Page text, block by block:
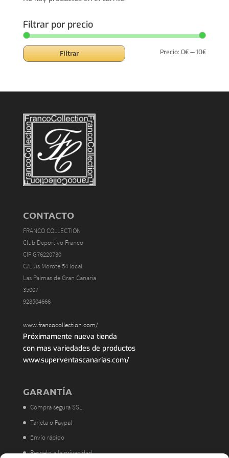
Filtrar por precio
Precio
Precio
Filtrar Precio: 0€—10€
CONTACTO
FRANCO COLLECTION
Club Deportivo Franco
CIF G76220730
C/Luis Morote 54 local
Las Palmas de Gran Canaria
35007
928504666
www.francocollection.com/
Próximamente nueva tienda
con mas variedades de productos
www.superventascanarias.com/
GARANTÍA
Compra segura SSL
Tarjeta o Paypal
Envío rápido
Respeto a la privacidad